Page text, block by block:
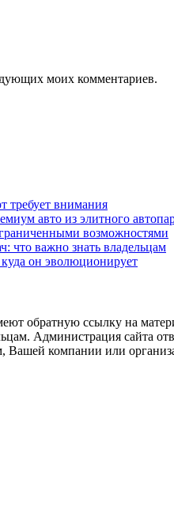
моих комментариев.
требует внимания
авто из элитного
возможностями
что важно знать владельцам
он эволюционирует
обратную ссылку на
Администрация сайта
компании или